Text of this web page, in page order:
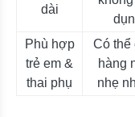
dài
Phù hợp
trẻ em &
thai phụ
Có thể
hàng
nhẹ